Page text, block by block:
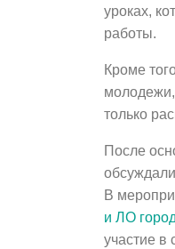
уроках,
работы.
Кроме
молодежи,
только
После
В
и ЛО
участие в